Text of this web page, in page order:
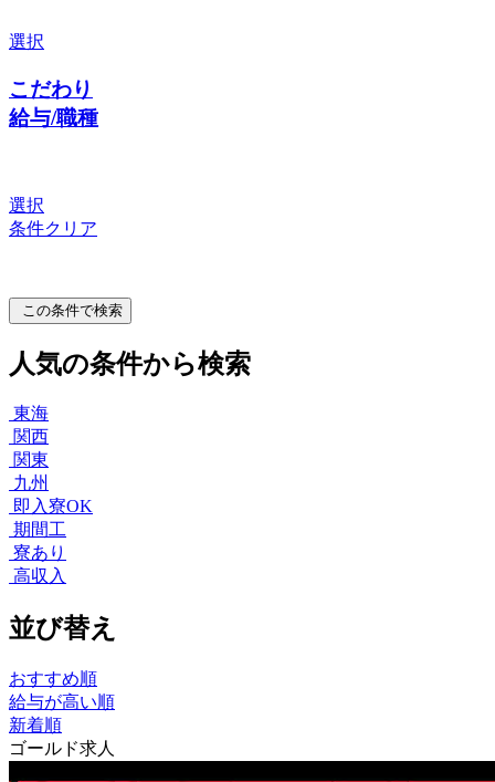
選択
こだわり
給与/職種
選択
条件クリア
この条件で検索
人気の条件から検索
東海
関西
関東
九州
即入寮OK
期間工
寮あり
高収入
並び替え
おすすめ順
給与が高い順
新着順
ゴールド求人